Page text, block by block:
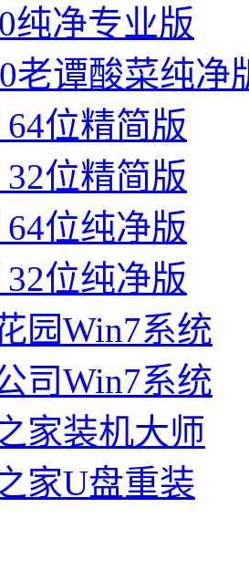
纯净专业版
老谭酸菜纯净
位精简版
位精简版
位纯净版
位纯净版
园Win7系统
司Win7系统
家装机大师
家U盘重装